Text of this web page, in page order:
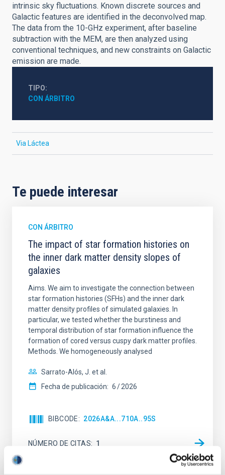
intrinsic sky fluctuations. Known discrete sources and
Galactic features are identified in the deconvolved map.
The data from the 10-GHz experiment, after baseline
subtraction with the MEM, are then analyzed using
conventional techniques, and new constraints on Galactic
emission are made.
TIPO
CON ÁRBITRO
Via Láctea
Te puede interesar
CON ÁRBITRO
The impact of star formation histories on
the inner dark matter density slopes of
galaxies
Aims. We aim to investigate the connection between
star formation histories (SFHs) and the inner dark
matter density profiles of simulated galaxies. In
particular, we tested whether the burstiness and
temporal distribution of star formation influence the
formation of cored versus cuspy dark matter profiles.
Methods. We homogeneously analysed
Sarrato-Alós, J. et al.
Fecha de publicación: 6 2026
BIBCODE 2026A&A...710A..95S
NÚMERO DE CITAS 1